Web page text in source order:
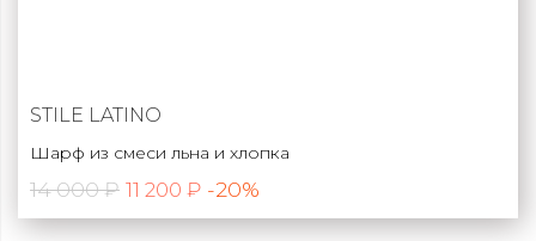
STILE LATINO
Шарф из смеси льна и хлопка
14 000 ₽ 11 200 ₽ -20%